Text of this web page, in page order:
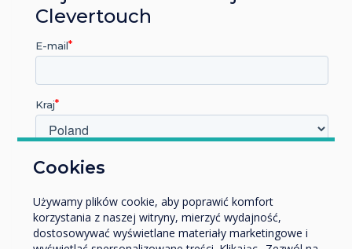
Blog | Edukacja Ponadpodstawowa
Autor:Nick Barker
Clevertouch Essential Features
and Support for HEFE
Czytaj więcej
Cookies
Używamy plików cookie, aby poprawić komfort
korzystania z naszej witryny, mierzyć wydajność,
dostosowywać wyświetlane materiały marketingowe i
Clevertouch
E-mail
Kraj
W jakiej branży pracujesz?
Przedsiębiorstwo
Inne
Nazwa firmy